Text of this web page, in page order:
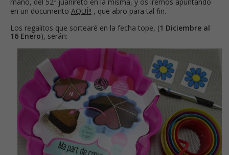
en un documento AQUÍ!! , que abro para tal fin.
Los regalitos que sortearé en la fecha tope, (1 Diciembre al
16 Enero), serán: